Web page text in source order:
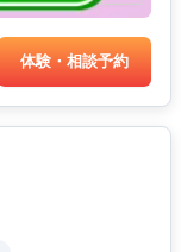
体験・相談予約